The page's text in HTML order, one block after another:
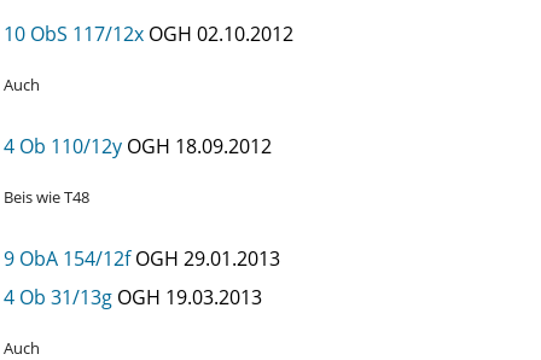
10 ObS 117/12x OGH 02.10.2012
Auch
4 Ob 110/12y OGH 18.09.2012
Beis wie T48
9 ObA 154/12f OGH 29.01.2013
4 Ob 31/13g OGH 19.03.2013
Auch